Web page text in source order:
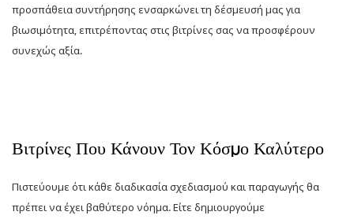
προσπάθεια συντήρησης ενσαρκώνει τη δέσμευσή μας για
βιωσιμότητα, επιτρέποντας στις βιτρίνες σας να προσφέρουν
συνεχώς αξία.
Βιτρίνες Που Κάνουν Τον Κόσμο Καλύτερο
Πιστεύουμε ότι κάθε διαδικασία σχεδιασμού και παραγωγής θα
πρέπει να έχει βαθύτερο νόημα. Είτε δημιουργούμε